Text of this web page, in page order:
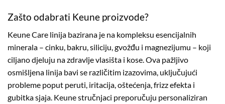
Zašto odabrati Keune proizvode?
Keune Care linija bazirana je na kompleksu esencijalnih
minerala – cinku, bakru, siliciju, gvožđu i magnezijumu – koji
ciljano djeluju na zdravlje vlasišta i kose. Ova pažljivo
osmišljena linija bavi se različitim izazovima, uključujući
probleme poput peruti, iritacija, oštećenja, frizz efekta i
gubitka sjaja. Keune stručnjaci preporučuju personaliziran